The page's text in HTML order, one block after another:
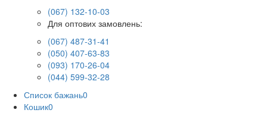
(067) 132-10-03
Для оптових замовлень:
(067) 487-31-41
(050) 407-63-83
(093) 170-26-04
(044) 599-32-28
Список бажань0
Кошик0